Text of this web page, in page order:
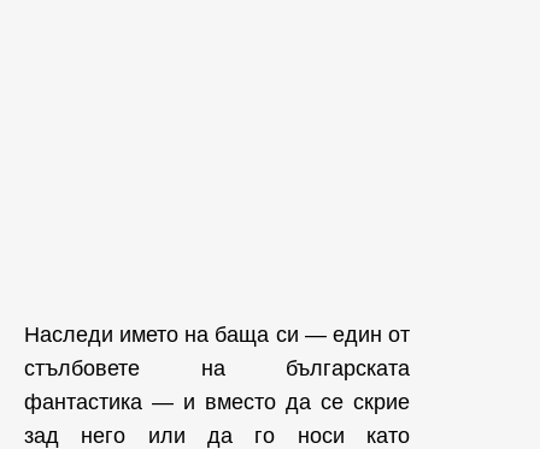
Наследи името на баща си — един от
стълбовете на българската
фантастика — и вместо да се скрие
зад него или да го носи като